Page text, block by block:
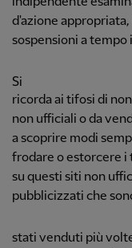
d'azione
sospensioni a
Si
ricorda ai tifosi di
non ufficiali o da
a scoprire modi
frodare o estorcere i
su questi siti non
pubblicizzati che
stati venduti più